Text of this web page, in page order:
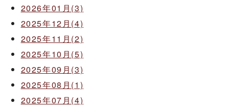
2026年01月(3)
2025年12月(4)
2025年11月(2)
2025年10月(5)
2025年09月(3)
2025年08月(1)
2025年07月(4)